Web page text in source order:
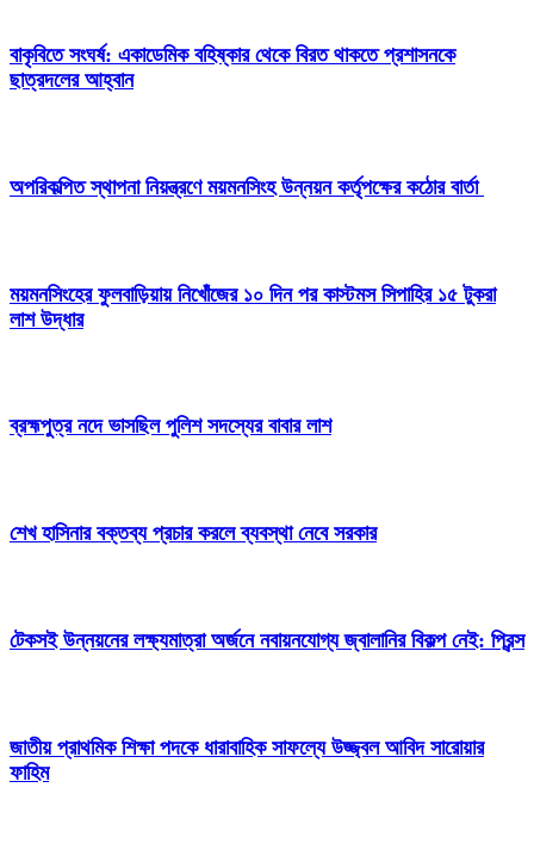
বাকৃবিতে সংঘর্ষ: একাডেমিক বহিষ্কার থেকে বিরত থাকতে প্রশাসনকে
ছাত্রদলের আহ্বান
অপরিকল্পিত স্থাপনা নিয়ন্ত্রণে ময়মনসিংহ উন্নয়ন কর্তৃপক্ষের কঠোর বার্তা
ময়মনসিংহের ফুলবাড়িয়ায় নিখোঁজের ১০ দিন পর কাস্টমস সিপাহির ১৫ টুকরা
লাশ উদ্ধার
ব্রহ্মপুত্র নদে ভাসছিল পুলিশ সদস্যের বাবার লাশ
শেখ হাসিনার বক্তব্য প্রচার করলে ব্যবস্থা নেবে সরকার
টেকসই উন্নয়নের লক্ষ্যমাত্রা অর্জনে নবায়নযোগ্য জ্বালানির বিকল্প নেই: প্রিন্স
জাতীয় প্রাথমিক শিক্ষা পদকে ধারাবাহিক সাফল্যে উজ্জ্বল আবিদ সারোয়ার
ফাহিম